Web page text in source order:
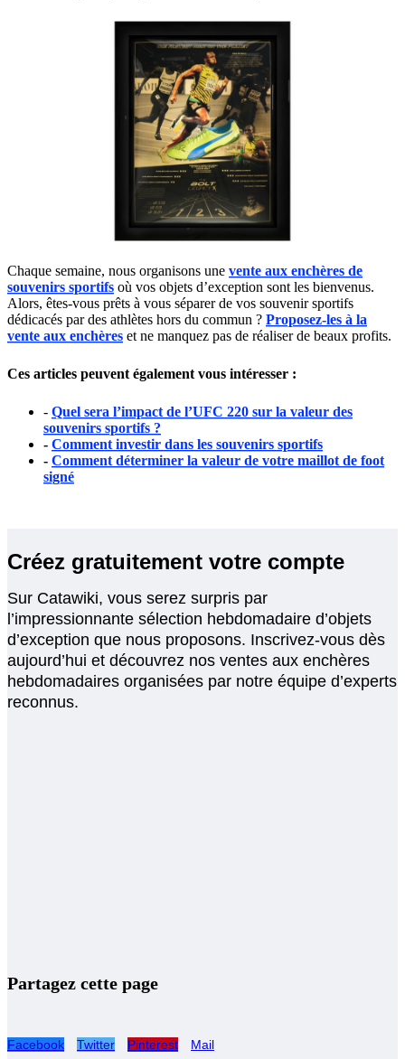
Chaque semaine, nous organisons une vente aux enchères de
souvenirs sportifs où vos objets d’exception sont les bienvenus.
Alors, êtes-vous prêts à vous séparer de vos souvenir sportifs
dédicacés par des athlètes hors du commun ? Proposez-les à la
vente aux enchères et ne manquez pas de réaliser de beaux profits.
Ces articles peuvent également vous intéresser :
- Quel sera l’impact de l’UFC 220 sur la valeur des
souvenirs sportifs ?
- Comment investir dans les souvenirs sportifs
- Comment déterminer la valeur de votre maillot de foot
signé
Créez gratuitement votre compte
Sur Catawiki, vous serez surpris par
l’impressionnante sélection hebdomadaire d’objets
d’exception que nous proposons. Inscrivez-vous dès
aujourd’hui et découvrez nos ventes aux enchères
hebdomadaires organisées par notre équipe d’experts
reconnus.
Partagez cette page
Facebook Twitter Pinterest Mail